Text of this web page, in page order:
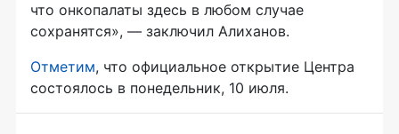
что онкопалаты здесь в любом случае
сохранятся», — заключил Алиханов.
Отметим, что официальное открытие Центра
состоялось в понедельник, 10 июля.